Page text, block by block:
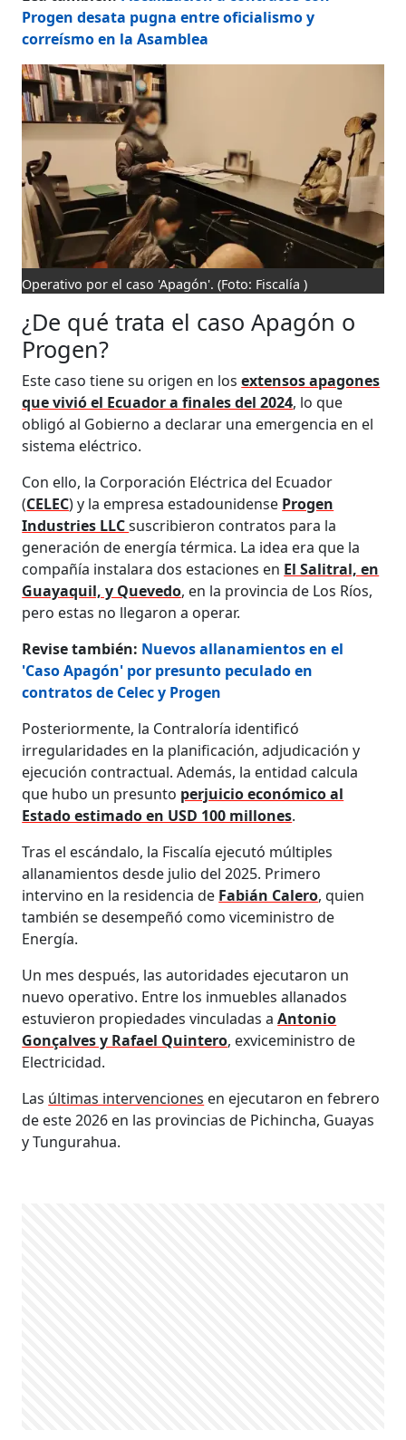
Progen desata pugna entre oficialismo y
correísmo en la Asamblea
Operativo por el caso 'Apagón'. (Foto: Fiscalía )
¿De qué trata el caso Apagón o
Progen?
Este caso tiene su origen en losextensos apagones
que vivió el Ecuador a finales del 2024, lo que
obligó al Gobierno a declarar una emergencia en el
sistema eléctrico.
Con ello, la Corporación Eléctrica del Ecuador
(CELEC) y la empresa estadounidense Progen
Industries LLCsuscribieron contratos para la
generación de energía térmica. La idea era que la
compañía instalara dos estaciones en El Salitral, en
Guayaquil, y Quevedo, en la provincia de Los Ríos,
pero estas no llegaron a operar.
Revise también: Nuevos allanamientos en el
'Caso Apagón' por presunto peculado en
contratos de Celec y Progen
Posteriormente, la Contraloría identificó
irregularidades en la planificación, adjudicación y
ejecución contractual. Además, la entidad calcula
que hubo un presunto perjuicio económico al
Estado estimado en USD 100 millones.
Tras el escándalo, la Fiscalía ejecutó múltiples
allanamientos desde julio del 2025. Primero
intervino en la residencia de Fabián Calero, quien
también se desempeñó como viceministro de
Energía.
Un mes después, las autoridades ejecutaron un
nuevo operativo. Entre los inmuebles allanados
estuvieron propiedades vinculadas aAntonio
Gonçalves y Rafael Quintero, exviceministro de
Electricidad.
Las últimas intervenciones en ejecutaron en febrero
de este 2026 en las provincias de Pichincha, Guayas
y Tungurahua.